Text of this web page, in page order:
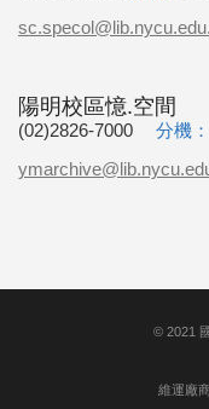
陽明校區憶.空間
(02)2826-7000 分機：
© 2021
維運廠商